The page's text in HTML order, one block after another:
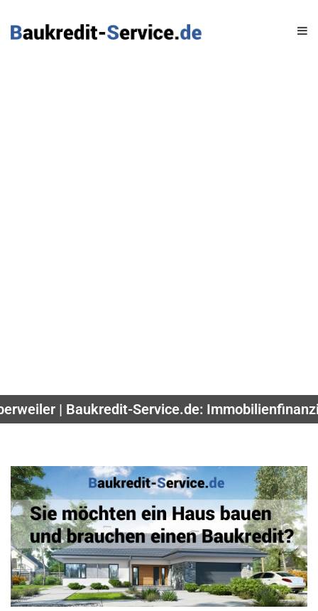
| Baukredit-Service.de: